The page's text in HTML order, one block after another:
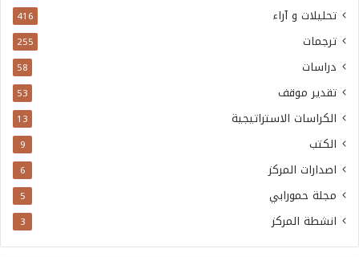
تحليلات و آراء 416
ترجمات 255
دراسات 58
تقدير موقف 53
الكراسات الاستراتيجية 13
الكتب 9
اصدارات المركز 6
مجلة حمورابي 5
انشطة المركز 3